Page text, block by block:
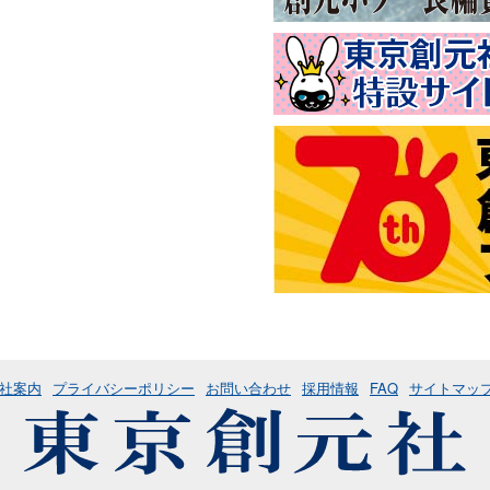
案内 プライバシーポリシー お問い合わせ 採用情報 FAQ サイトマッ